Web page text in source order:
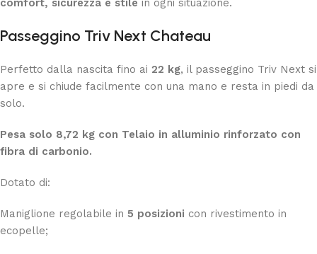
comfort, sicurezza e stile in ogni situazione.
Passeggino Triv Next Chateau
Perfetto dalla nascita fino ai 22 kg, il passeggino Triv Next si
apre e si chiude facilmente con una mano e resta in piedi da
solo.
Pesa solo 8,72 kg con Telaio in alluminio rinforzato con
fibra di carbonio.
Dotato di:
Maniglione regolabile in 5 posizioni con rivestimento in
ecopelle;